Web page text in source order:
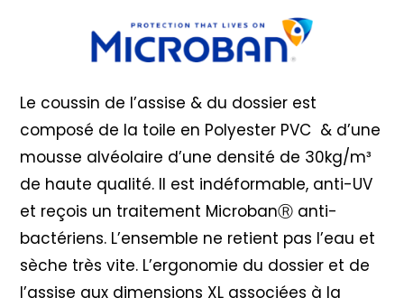
Le coussin de l’assise & du dossier est
composé de la toile en Polyester PVC & d’une
mousse alvéolaire d’une densité de 30kg/m³
de haute qualité. Il est indéformable, anti-UV
et reçois un traitement MicrobanⓇ anti-
bactériens. L’ensemble ne retient pas l’eau et
sèche très vite. L’ergonomie du dossier et de
l’assise aux dimensions XL associées à la